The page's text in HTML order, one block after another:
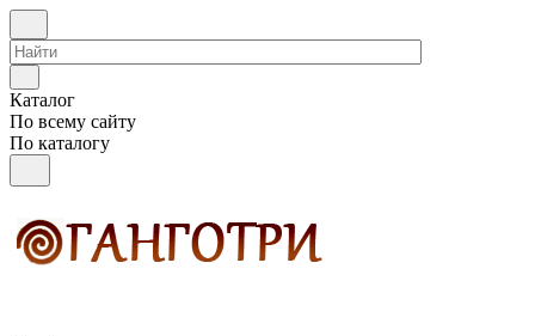
Каталог
По всему сайту
По каталогу